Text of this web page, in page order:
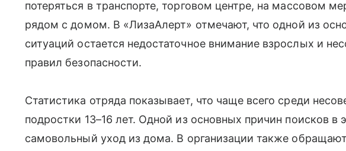
потеряться в транспорте, торговом центре, на массовом
рядом с домом. В «ЛизаАлерт» отмечают, что одной из
ситуаций остается недостаточное внимание взрослых и
правил безопасности.
Статистика отряда показывает, что чаще всего среди
подростки 13–16 лет. Одной из основных причин поисков в
самовольный уход из дома. В организации также